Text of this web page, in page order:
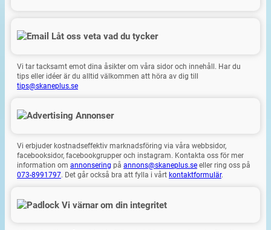
Låt oss veta vad du tycker
Vi tar tacksamt emot dina åsikter om våra sidor och innehåll. Har du
tips eller idéer är du alltid välkommen att höra av dig till
tips@skaneplus.se
Annonser
Vi erbjuder kostnadseffektiv marknadsföring via våra webbsidor,
facebooksidor, facebookgrupper och instagram. Kontakta oss för mer
information om annonsering på annons@skaneplus.se eller ring oss på
073-8991797. Det går också bra att fylla i vårt kontaktformulär.
Vi värnar om din integritet